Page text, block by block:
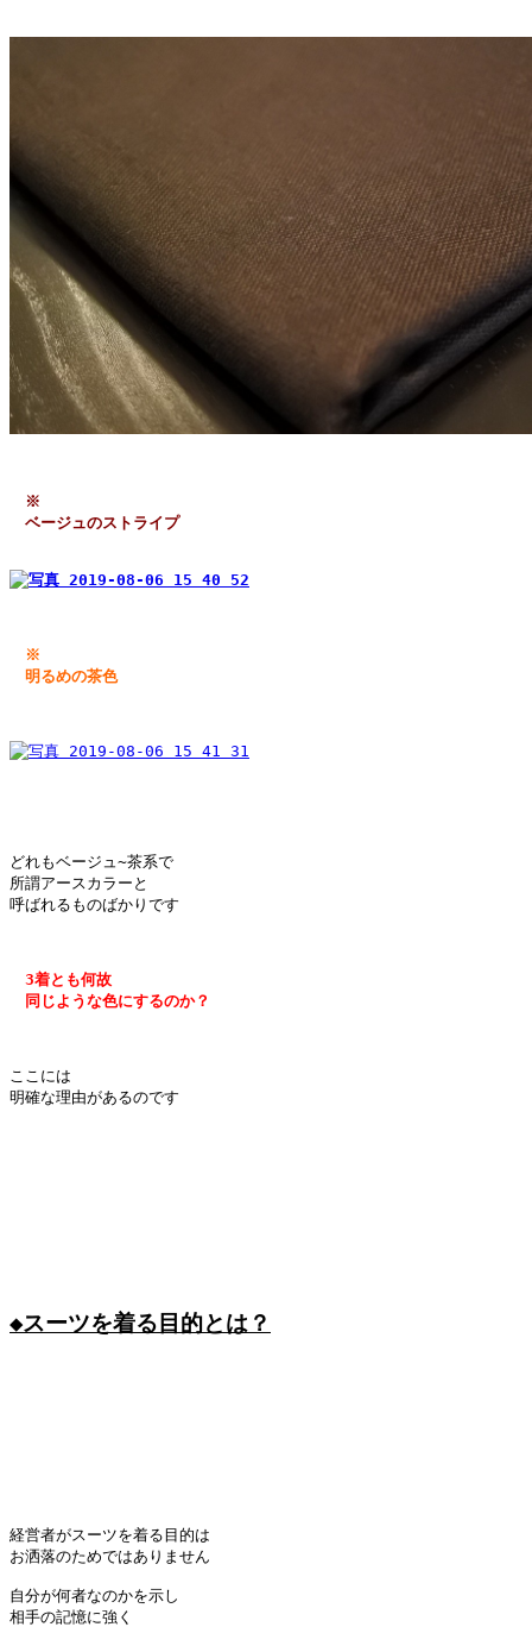
※
ベージュのストライプ
※
明るめの茶色
どれもベージュ~茶系で
所謂アースカラーと
呼ばれるものばかりです
3着とも何故
同じような色にするのか？
ここには
明確な理由があるのです
◆スーツを着る目的とは？
経営者がスーツを着る目的は
お洒落のためではありません
自分が何者なのかを示し
相手の記憶に強く